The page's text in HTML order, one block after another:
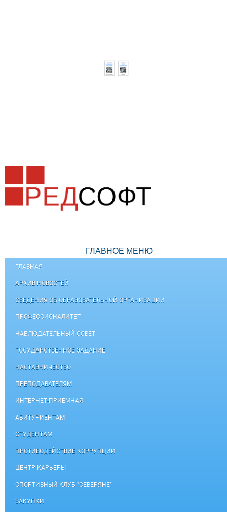
ГЛАВНОЕ МЕНЮ
ГЛАВНАЯ
АРХИВ НОВОСТЕЙ
СВЕДЕНИЯ ОБ ОБРАЗОВАТЕЛЬНОЙ ОРГАНИЗАЦИИ
ПРОФЕССИОНАЛИТЕТ
НАБЛЮДАТЕЛЬНЫЙ СОВЕТ
ГОСУДАРСТВЕННОЕ ЗАДАНИЕ
НАСТАВНИЧЕСТВО
ПРЕПОДАВАТЕЛЯМ
ИНТЕРНЕТ-ПРИЕМНАЯ
АБИТУРИЕНТАМ
СТУДЕНТАМ
ПРОТИВОДЕЙСТВИЕ КОРРУПЦИИ
ЦЕНТР КАРЬЕРЫ
СПОРТИВНЫЙ КЛУБ "СЕВЕРЯНЕ"
ЗАКУПКИ